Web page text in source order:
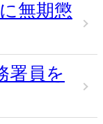
無期懲
署員を